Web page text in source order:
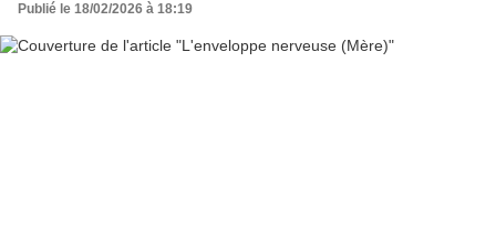
Publié le 18/02/2026 à 18:19